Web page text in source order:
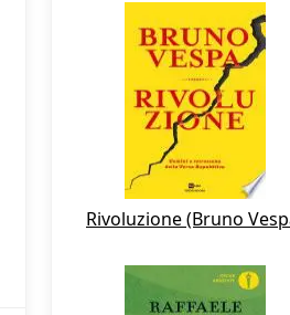
Rivoluzione (Bruno